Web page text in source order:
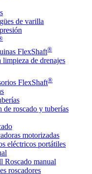
de varilla
FlexShaft®
limpieza de drenajes
FlexShaft®
roscado y tuberías
motorizadas
eléctricos portátiles
Roscado manual
roscadores